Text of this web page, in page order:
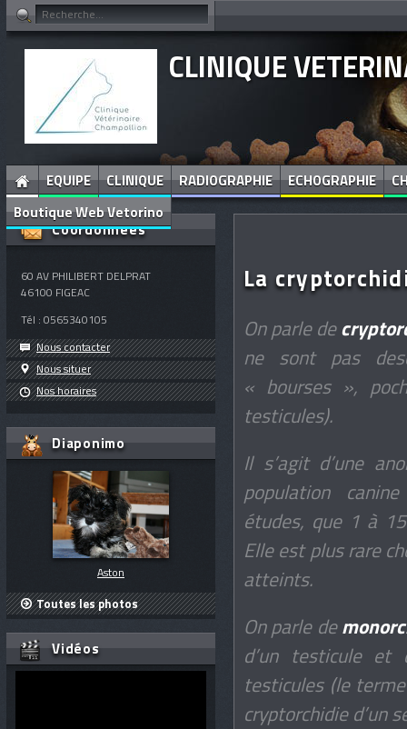
CLINIQUE
EQUIPE CLINIQUE RADIOGRAPHIE ECHOGRAPHIE
Boutique Web Vetorino
Coordonnées
60 AV PHILIBERT DELPRAT
46100 FIGEAC
Tél : 0565340105
Nous contacter
Nous situer
Nos horaires
Diaponimo
Aston
Toutes les photos
Vidéos
La
On parle de
ne sont pas
« bourses »,
testicules).
Il s’agit d’une
population
études, que 1 à
Elle est plus rare
atteints.
On parle de
d’un testicule et
testicules (le
cryptorchidie d’un